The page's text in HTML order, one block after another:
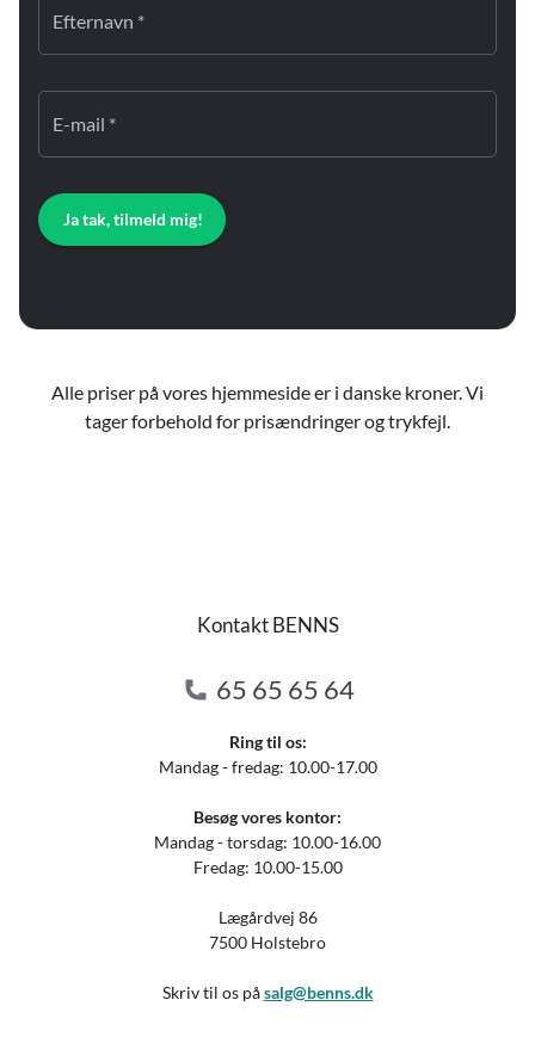
Efternavn *
E-mail *
Ja tak, tilmeld mig!
Alle priser på vores hjemmeside er i danske kroner. Vi
tager forbehold for prisændringer og trykfejl.
Kontakt BENNS
65 65 65 64
Ring til os:
Mandag - fredag: 10.00-17.00
Besøg vores kontor:
Mandag - torsdag: 10.00-16.00
Fredag: 10.00-15.00
Lægårdvej 86
7500 Holstebro
Skriv til os påsalg@benns.dk